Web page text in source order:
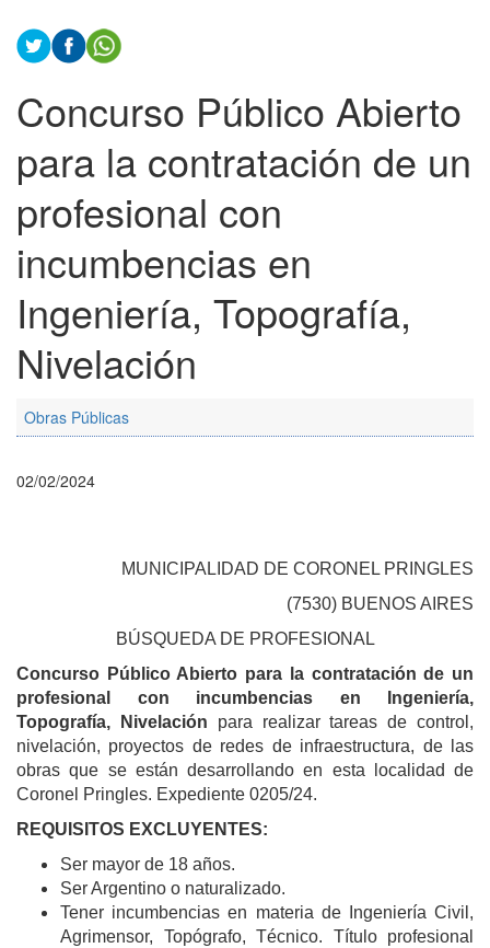
Concurso Público Abierto
para la contratación de un
profesional con
incumbencias en
Ingeniería, Topografía,
Nivelación
Obras Públicas
02/02/2024
MUNICIPALIDAD DE CORONEL PRINGLES
(7530) BUENOS AIRES
BÚSQUEDA DE PROFESIONAL
Concurso Público Abierto para la contratación de un
profesional con incumbencias en Ingeniería,
Topografía, Nivelación para realizar tareas de control,
nivelación, proyectos de redes de infraestructura, de las
obras que se están desarrollando en esta localidad de
Coronel Pringles. Expediente 0205/24.
REQUISITOS EXCLUYENTES:
Ser mayor de 18 años.
Ser Argentino o naturalizado.
Tener incumbencias en materia de Ingeniería Civil,
Agrimensor, Topógrafo, Técnico. Título profesional